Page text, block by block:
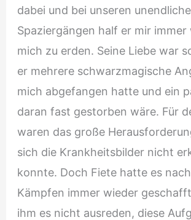
dabei und bei unseren
Spaziergängen half er mir immer
mich zu erden. Seine Liebe war
er mehrere schwarzmagische
mich abgefangen hatte und ein
daran fast gestorben wäre. Für
waren das große
sich die Krankheitsbilder nicht
konnte. Doch Fiete hatte es
Kämpfen immer wieder
ihm es nicht ausreden, diese